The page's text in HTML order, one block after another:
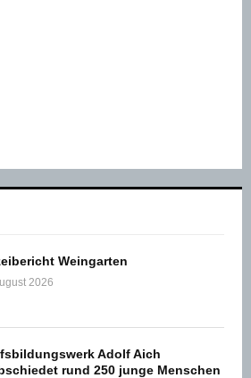
Weingarten
2026
Adolf Aich
rund 250 junge Menschen